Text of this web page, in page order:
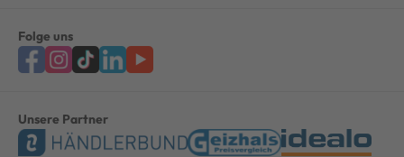
Folge uns
Unsere Partner